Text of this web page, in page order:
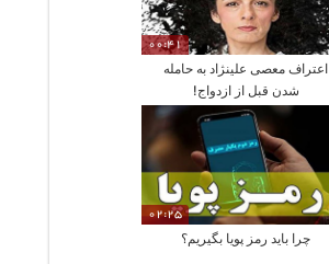
00:41
اعتراف معصی علینژاد به حامله
شدن قبل از ازدواج!
02:25
چرا باید رمز پویا بگیریم؟